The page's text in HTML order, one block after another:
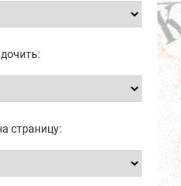
страницу: